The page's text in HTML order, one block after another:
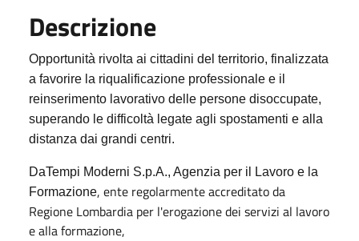
Descrizione
Opportunità rivolta ai cittadini del territorio, finalizzata
a favorire la riqualificazione professionale e il
reinserimento lavorativo delle persone disoccupate,
superando le difficoltà legate agli spostamenti e alla
distanza dai grandi centri.
DaTempi Moderni S.p.A., Agenzia per il Lavoro e la
Formazione, ente regolarmente accreditato da
Regione Lombardia per l'erogazione dei servizi al lavoro
e alla formazione,